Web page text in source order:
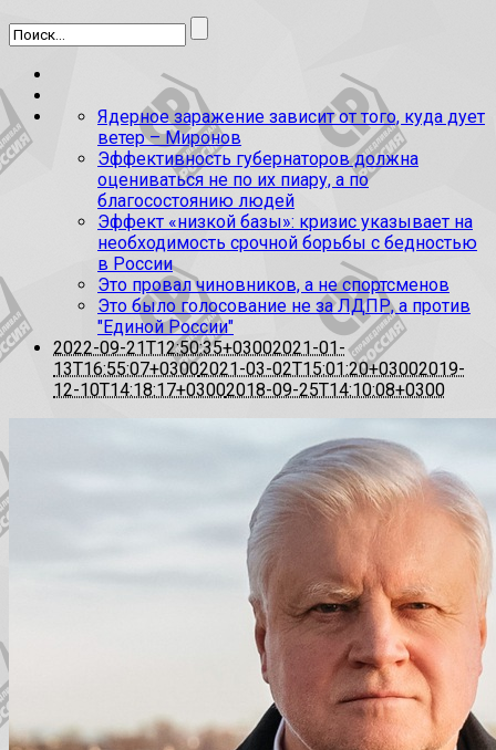
Ядерное заражение зависит от того, куда дует
ветер – Миронов
Эффективность губернаторов должна
оцениваться не по их пиару, а по
благосостоянию людей
Эффект «низкой базы»: кризис указывает на
необходимость срочной борьбы с бедностью
в России
Это провал чиновников, а не спортсменов
Это было голосование не за ЛДПР, а против
"Единой России"
2022-09-21T12:50:35+03002021-01-
13T16:55:07+03002021-03-02T15:01:20+03002019-
12-10T14:18:17+03002018-09-25T14:10:08+0300